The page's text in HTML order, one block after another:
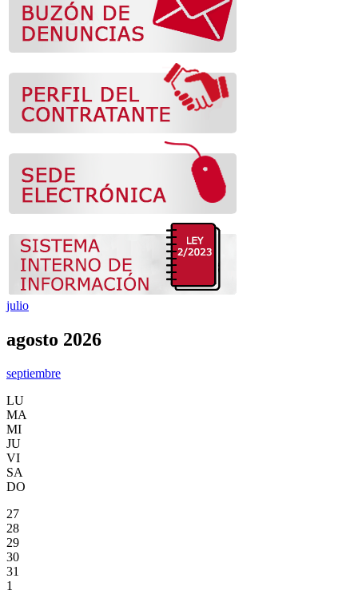
julio
agosto 2026
septiembre
LU
MA
MI
JU
VI
SA
DO
27
28
29
30
31
1